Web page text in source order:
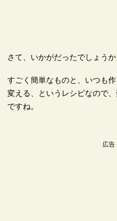
さて、いかがだったでしょうか
すごく簡単なものと、いつも
変える、というレシピなので
ですね。
広告